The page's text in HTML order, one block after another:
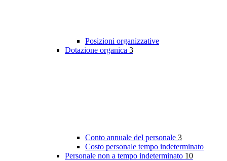
Posizioni organizzative
Dotazione organica 3
Conto annuale del personale 3
Costo personale tempo indeterminato
Personale non a tempo indeterminato 10